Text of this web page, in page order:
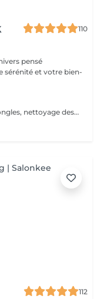
110
sérénité et votre bien-
Pédicure Classic Coupe et limage des ongles, nettoyage des cuticules, et hydratation. Le soin essentiel pour des pieds soignés. Pédicure Expert Pédicure Classic + nettoyage approfondi des sillons unguéaux, élimination des peaux mortes et des callosités superficielles. Pour des pieds impeccables et un soin plus minutieux. Pédicure Deluxe Pédicure Expert + bain hydratant, gommage et massage relaxant à la bougie. L'expérience bien-être par excellence.
112